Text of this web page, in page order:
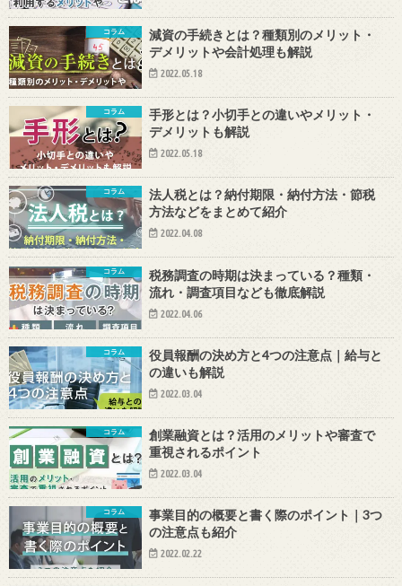
コラム
減資の手続きとは？種類別のメリット・
デメリットや会計処理も解説
2022.05.18
コラム
手形とは？小切手との違いやメリット・
デメリットも解説
2022.05.18
コラム
法人税とは？納付期限・納付方法・節税
方法などをまとめて紹介
2022.04.08
コラム
税務調査の時期は決まっている？種類・
流れ・調査項目なども徹底解説
2022.04.06
コラム
役員報酬の決め方と4つの注意点｜給与と
の違いも解説
2022.03.04
コラム
創業融資とは？活用のメリットや審査で
重視されるポイント
2022.03.04
コラム
事業目的の概要と書く際のポイント｜3つ
の注意点も紹介
2022.02.22